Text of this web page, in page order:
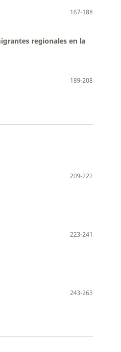
167-188
regionales en la
189-208
209-222
223-241
243-263